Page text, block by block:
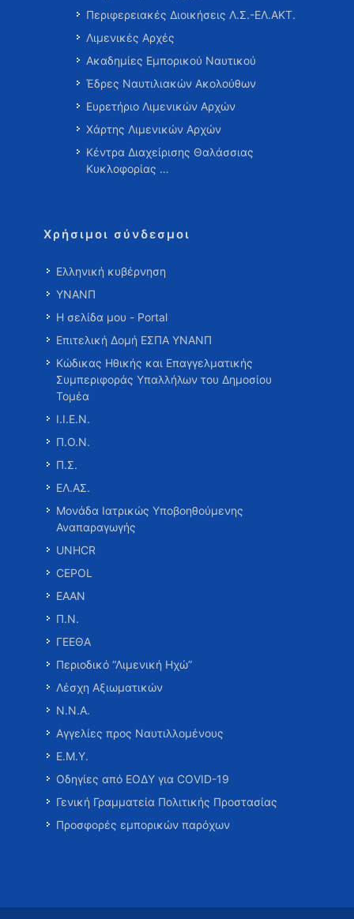
Περιφερειακές Διοικήσεις Λ.Σ.-ΕΛ.ΑΚΤ.
Λιμενικές Αρχές
Ακαδημίες Εμπορικού Ναυτικού
Έδρες Ναυτιλιακών Ακολούθων
Ευρετήριο Λιμενικών Αρχών
Χάρτης Λιμενικών Αρχών
Κέντρα Διαχείρισης Θαλάσσιας
Κυκλοφορίας …
Χρήσιμοι σύνδεσμοι
Ελληνική κυβέρνηση
ΥΝΑΝΠ
Η σελίδα μου - Portal
Επιτελική Δομή ΕΣΠΑ ΥΝΑΝΠ
Κώδικας Ηθικής και Επαγγελματικής
Συμπεριφοράς Υπαλλήλων του Δημοσίου
Τομέα
Ι.Ι.Ε.Ν.
Π.Ο.Ν.
Π.Σ.
ΕΛ.ΑΣ.
Μονάδα Ιατρικώς Υποβοηθούμενης
Αναπαραγωγής
UNHCR
CEPOL
ΕΑΑΝ
Π.Ν.
ΓΕΕΘΑ
Περιοδικό “Λιμενική Ηχώ”
Λέσχη Αξιωματικών
Ν.Ν.Α.
Αγγελίες προς Ναυτιλλομένους
Ε.Μ.Υ.
Οδηγίες από ΕΟΔΥ για COVID-19
Γενική Γραμματεία Πολιτικής Προστασίας
Προσφορές εμπορικών παρόχων